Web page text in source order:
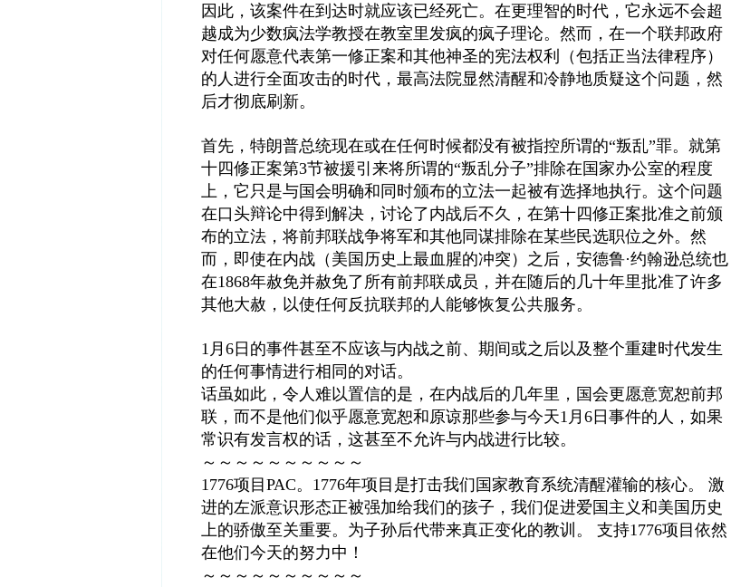
因此，该案件在到达时就应该已经死亡。在更理智的时代，它永远不会超
越成为少数疯法学教授在教室里发疯的疯子理论。然而，在一个联邦政府
对任何愿意代表第一修正案和其他神圣的宪法权利（包括正当法律程序）
的人进行全面攻击的时代，最高法院显然清醒和冷静地质疑这个问题，然
后才彻底刷新。
首先，特朗普总统现在或在任何时候都没有被指控所谓的“叛乱”罪。就第
十四修正案第3节被援引来将所谓的“叛乱分子”排除在国家办公室的程度
上，它只是与国会明确和同时颁布的立法一起被有选择地执行。这个问题
在口头辩论中得到解决，讨论了内战后不久，在第十四修正案批准之前颁
布的立法，将前邦联战争将军和其他同谋排除在某些民选职位之外。然
而，即使在内战（美国历史上最血腥的冲突）之后，安德鲁·约翰逊总统也
在1868年赦免并赦免了所有前邦联成员，并在随后的几十年里批准了许多
其他大赦，以使任何反抗联邦的人能够恢复公共服务。
1月6日的事件甚至不应该与内战之前、期间或之后以及整个重建时代发生
的任何事情进行相同的对话。
话虽如此，令人难以置信的是，在内战后的几年里，国会更愿意宽恕前邦
联，而不是他们似乎愿意宽恕和原谅那些参与今天1月6日事件的人，如果
常识有发言权的话，这甚至不允许与内战进行比较。
～～～～～～～～～～
1776项目PAC。1776年项目是打击我们国家教育系统清醒灌输的核心。 激
进的左派意识形态正被强加给我们的孩子，我们促进爱国主义和美国历史
上的骄傲至关重要。为子孙后代带来真正变化的教训。 支持1776项目依然
在他们今天的努力中！
～～～～～～～～～～